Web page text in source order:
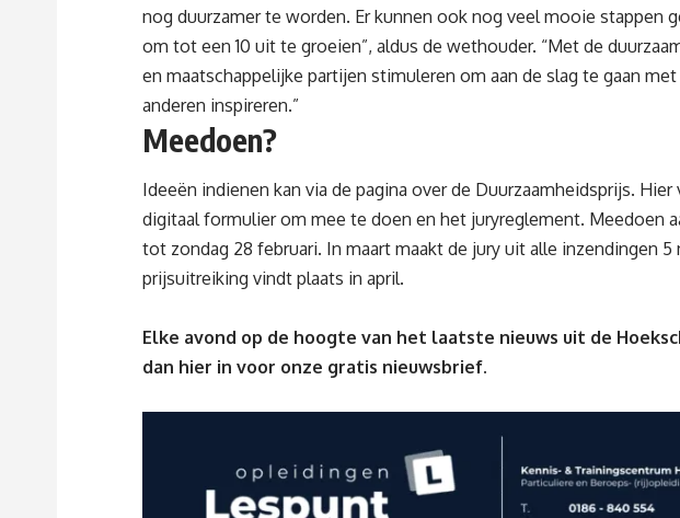
nog duurzamer te worden. Er kunnen ook nog veel mooie stappen
om tot een 10 uit te groeien”, aldus de wethouder. “Met de
en maatschappelijke partijen stimuleren om aan de slag te gaan
anderen inspireren.”
Meedoen?
Ideeën indienen kan via de pagina over de Duurzaamheidsprijs. Hier
digitaal formulier om mee te doen en het juryreglement. Meedoen
tot zondag 28 februari. In maart maakt de jury uit alle inzendingen
prijsuitreiking vindt plaats in april.
Elke avond op de hoogte van het laatste nieuws uit de
dan hier in voor onze gratis nieuwsbrief.